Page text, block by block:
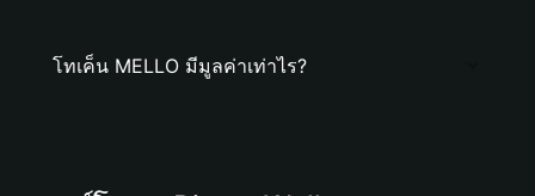
โทเค็น MELLO มีมูลค่าเท่าไร?